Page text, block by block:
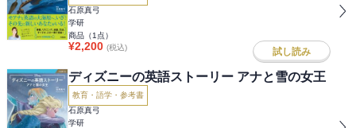
石原真弓
学研
商品（1 点）
¥2,200 (税込) 試し読み
ディズニーの英語ストーリー アナと雪の女王
教育・語学・参考書
石原真弓
学研